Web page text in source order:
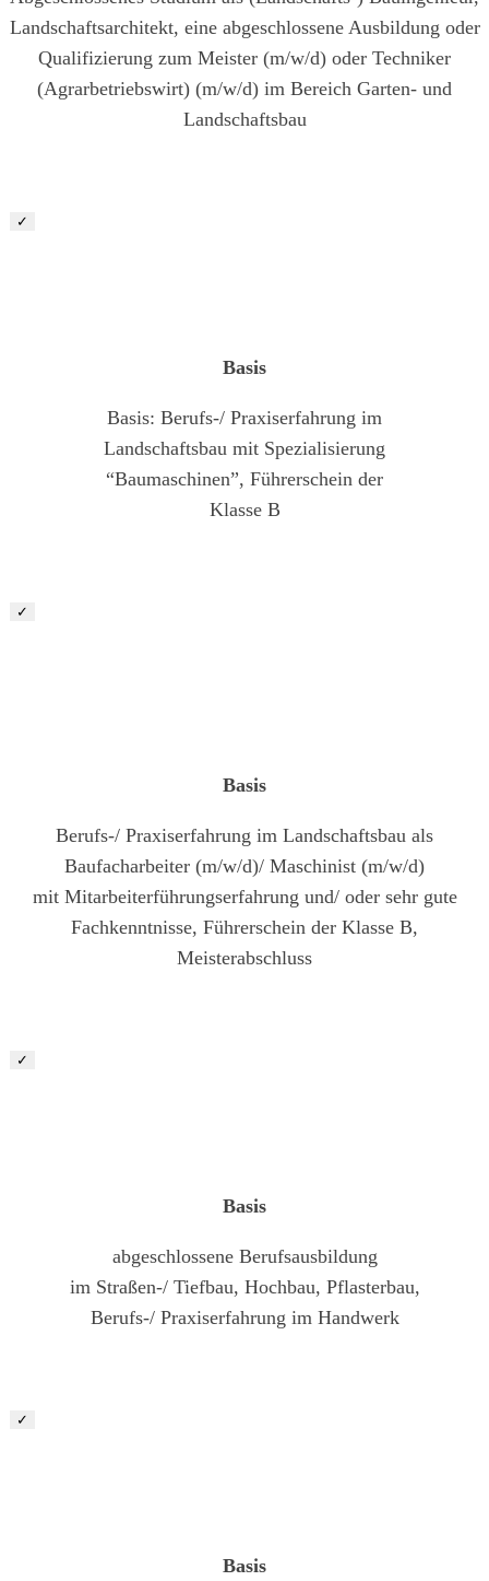
Landschaftsarchitekt, eine abgeschlossene Ausbildung oder
Qualifizierung zum Meister (m/w/d) oder Techniker
(Agrarbetriebswirt) (m/w/d) im Bereich Garten- und
Landschaftsbau
✓
Basis
Basis: Berufs-/ Praxiserfahrung im
Landschaftsbau mit Spezialisierung
“Baumaschinen”, Führerschein der
Klasse B
✓
Basis
Berufs-/ Praxiserfahrung im Landschaftsbau als
Baufacharbeiter (m/w/d)/ Maschinist (m/w/d)
mit Mitarbeiterführungserfahrung und/ oder sehr gute
Fachkenntnisse, Führerschein der Klasse B,
Meisterabschluss
✓
Basis
abgeschlossene Berufsausbildung
im Straßen-/ Tiefbau, Hochbau, Pflasterbau,
Berufs-/ Praxiserfahrung im Handwerk
✓
Basis